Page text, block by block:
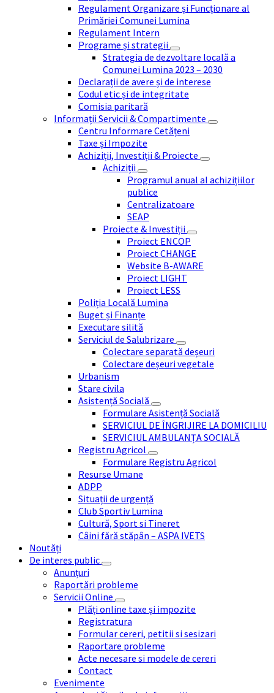
Regulament Organizare și Funcționare al
Primăriei Comunei Lumina
Regulament Intern
Programe și strategii
Strategia de dezvoltare locală a
Comunei Lumina 2023 – 2030
Declarații de avere și de interese
Codul etic și de integritate
Comisia paritară
Informații Servicii & Compartimente
Centru Informare Cetățeni
Taxe și Impozite
Achiziții, Investiții & Proiecte
Achiziții
Programul anual al achizițiilor
publice
Centralizatoare
SEAP
Proiecte & Investiții
Proiect ENCOP
Proiect CHANGE
Website B-AWARE
Proiect LIGHT
Proiect LESS
Poliția Locală Lumina
Buget și Finanțe
Executare silită
Serviciul de Salubrizare
Colectare separată deșeuri
Colectare deșeuri vegetale
Urbanism
Stare civila
Asistență Socială
Formulare Asistență Socială
SERVICIUL DE ÎNGRIJIRE LA DOMICILIU
SERVICIUL AMBULANȚA SOCIALĂ
Registru Agricol
Formulare Registru Agricol
Resurse Umane
ADPP
Situații de urgență
Club Sportiv Lumina
Cultură, Sport si Tineret
Câini fără stăpân – ASPA IVETS
Noutăți
De interes public
Anunțuri
Raportări probleme
Servicii Online
Plăți online taxe și impozite
Registratura
Formular cereri, petitii si sesizari
Raportare probleme
Acte necesare si modele de cereri
Contact
Evenimente